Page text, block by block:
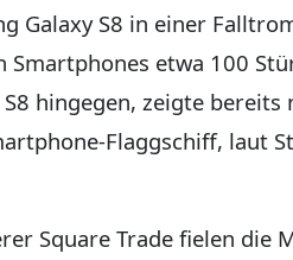
Galaxy S8 in einer
etwa 100
hingegen, zeigte
Flaggschiff, laut
Square Trade fielen die